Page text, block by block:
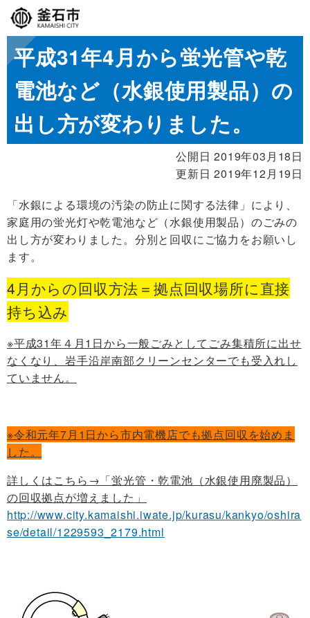
平成31年4月から蛍光管や乾
電池など（水銀使用製品）の
出し方が変わりました。
公開日 2019年03月18日
更新日 2019年12月19日
「水銀による環境の汚染の防止に関する法律」により、
家庭用の蛍光灯や乾電池など（水銀使用製品）のごみの
出し方が変わりました。分別と回収にご協力をお願いし
ます。
4月からの回収方法＝拠点回収場所に直接
持ち込み
※平成31年４月1日から一般ごみとしてごみ集積所に出せ
なくなり、 岩手沿岸南部クリーンセンターでも受入れし
ていません。
※令和元年7月1日から市内電機店でも拠点回収を始めま
した。
詳しくはこちら→「蛍光管・乾電池（水銀使用廃製品）
の回収拠点が増えました 」
http://www.city.kamaishi.iwate.jp/kurasu/kankyo/oshira
se/detail/1229593_2179.html